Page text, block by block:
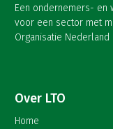
Een ondernemers- en
voor een sector met
Organisatie Nederland
Over LTO
Home